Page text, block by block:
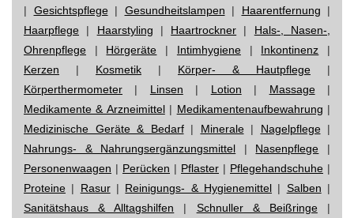
| Gesichtspflege| Gesundheitslampen | Haarentfernung |
Haarpflege | Haarstyling | Haartrockner | Hals-, Nasen-,
Ohrenpflege | Hörgeräte | Intimhygiene| Inkontinenz |
Kerzen | Kosmetik | Körper- & Hautpflege |
Körperthermometer | Linsen | Lotion | Massage|
Medikamente & Arzneimittel| Medikamentenaufbewahrung |
Medizinische Geräte & Bedarf| Minerale| Nagelpflege|
Nahrungs- & Nahrungsergänzungsmittel | Nasenpflege |
Personenwaagen | Perücken | Pflaster | Pflegehandschuhe |
Proteine | Rasur| Reinigungs- & Hygienemittel | Salben |
Sanitätshaus & Alltagshilfen | Schnuller & Beißringe|